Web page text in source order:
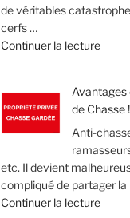
an
18
! »
de véritables
cerfs …
Continuer la lecturede
1800
cerfs
par
! »
Avantages
de Chasse !
Anti-
etc. Il devient
compliqué de partager
Continuer la lecturede